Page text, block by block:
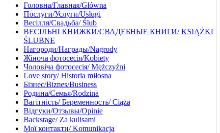
Головна/Главная/Główna
Послуги/Услуги/Usługi
Весілля/Свадьба/ Ślub
ВЕСІЛЬНІ КНИЖКИ/СВАДЕБНЫЕ КНИГИ/ KSIĄŻKI
ŚLUBNE
Нагороди/Награды/Nagrody
Жіноча фотосесія/Kobiety
Чоловіча фотосесія/ Mężczyźni
Love story/ Historia miłosna
Бізнес/Biznes/Business
Родина/Семья/Rodzina
Вагітність/ Беременность/ Ciąża
Відгуки/Отзывы/Opinie
Backstage/ Za kulisami
Мої контакти/ Komunikacja